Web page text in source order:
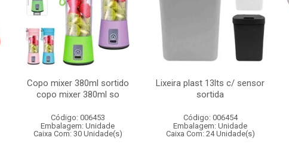
Copo mixer 380ml sortido
copo mixer 380ml so
Código: 006453
Embalagem: Unidade
Caixa Com: 30 Unidade(s)
Lixeira plast 13lts c/ sensor
sortida
Código: 006454
Embalagem: Unidade
Caixa Com: 24 Unidade(s)